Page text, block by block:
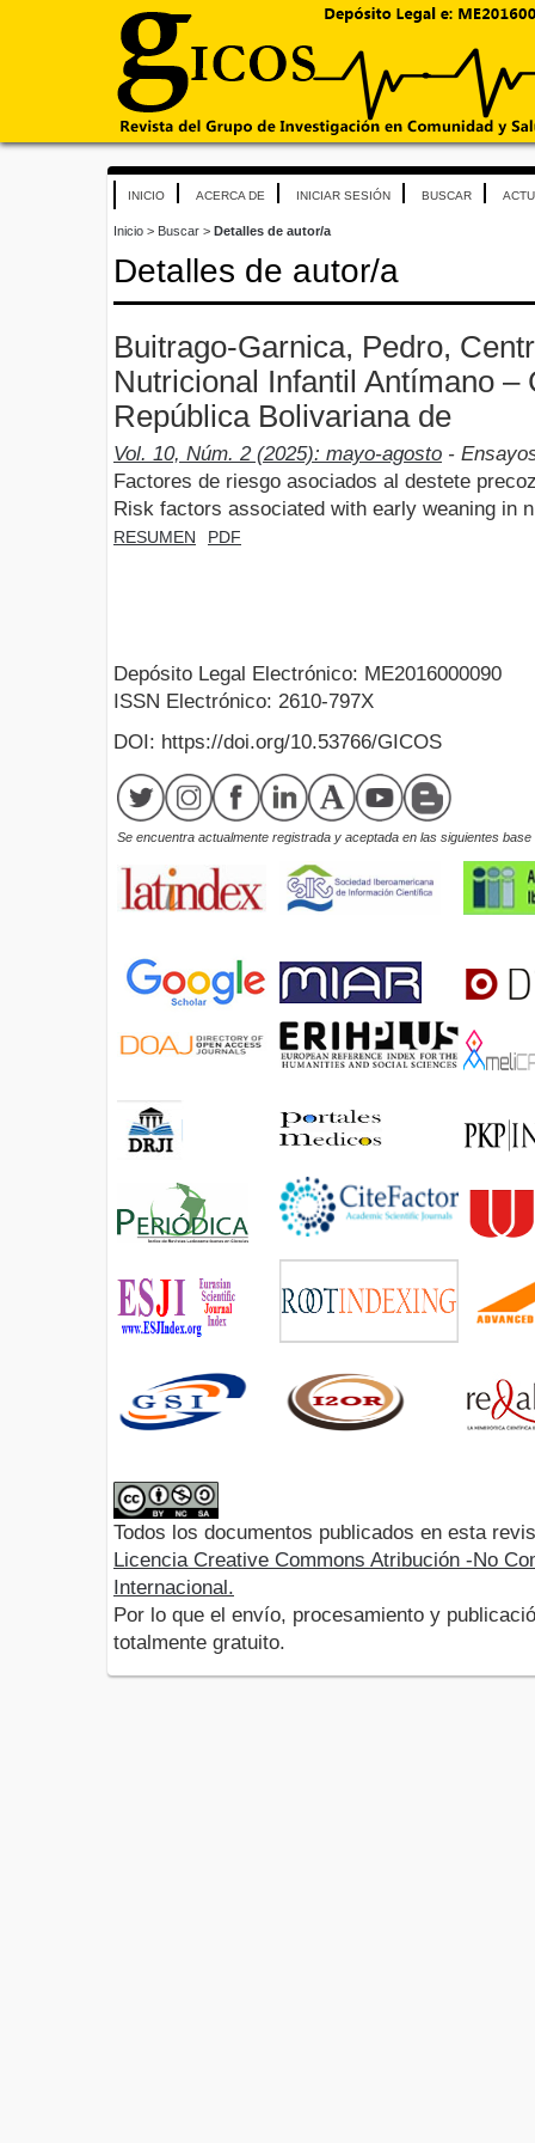
INICIO ACERCA DE INICIAR SESIÓN BUSCAR
Inicio > Buscar > Detalles de autor/a
Detalles de autor/a
Buitrago-Garnica, Pedro,
Nutricional Infantil Antímano –
República Bolivariana de
Vol. 10, Núm. 2 (2025): mayo-agosto -
Factores de riesgo asociados al destete
Risk factors associated with early weaning in
RESUMEN PDF
Depósito Legal Electrónico: ME2016000090
ISSN Electrónico: 2610-797X
DOI: https://doi.org/10.53766/GICOS
Se encuentra actualmente registrada y aceptada en las siguientes
Todos los documentos publicados en esta
Licencia Creative Commons Atribución -No
Internacional.
Por lo que el envío, procesamiento y
totalmente gratuito.